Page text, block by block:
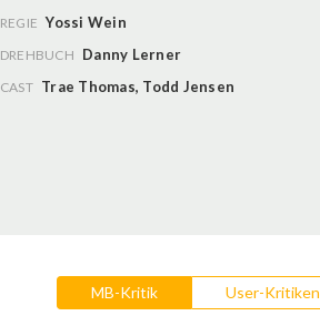
REGIE Yossi Wein
DREHBUCH Danny Lerner
CAST Trae Thomas, Todd Jensen
MB-Kritik User-Kritiken